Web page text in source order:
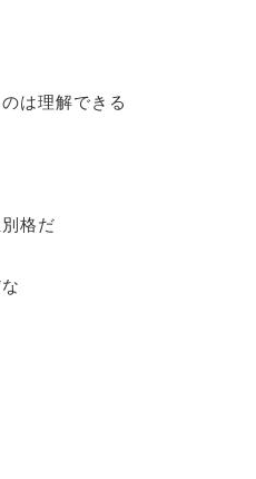
は理解できる
格だ